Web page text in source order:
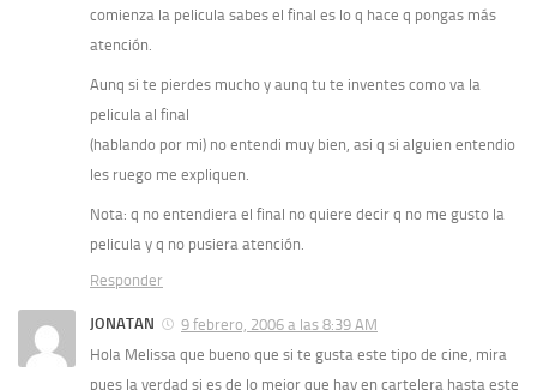
comienza la pelicula sabes el final es lo q hace q pongas más
atención.
Aunq si te pierdes mucho y aunq tu te inventes como va la
pelicula al final
(hablando por mi) no entendi muy bien, asi q si alguien entendio
les ruego me expliquen.
Nota: q no entendiera el final no quiere decir q no me gusto la
pelicula y q no pusiera atención.
Responder
JONATAN
9 febrero, 2006 a las 8:39 AM
Hola Melissa que bueno que si te gusta este tipo de cine, mira
pues la verdad si es de lo mejor que hay en cartelera hasta este